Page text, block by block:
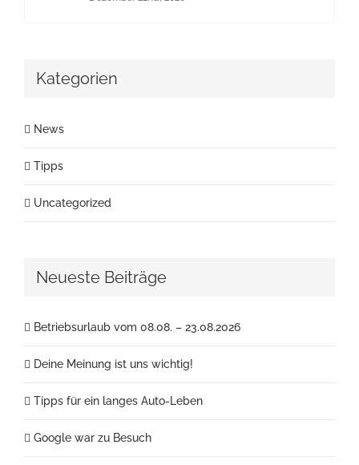
Kategorien
News
Tipps
Uncategorized
Neueste Beiträge
Betriebsurlaub vom 08.08. – 23.08.2026
Deine Meinung ist uns wichtig!
Tipps für ein langes Auto-Leben
Google war zu Besuch